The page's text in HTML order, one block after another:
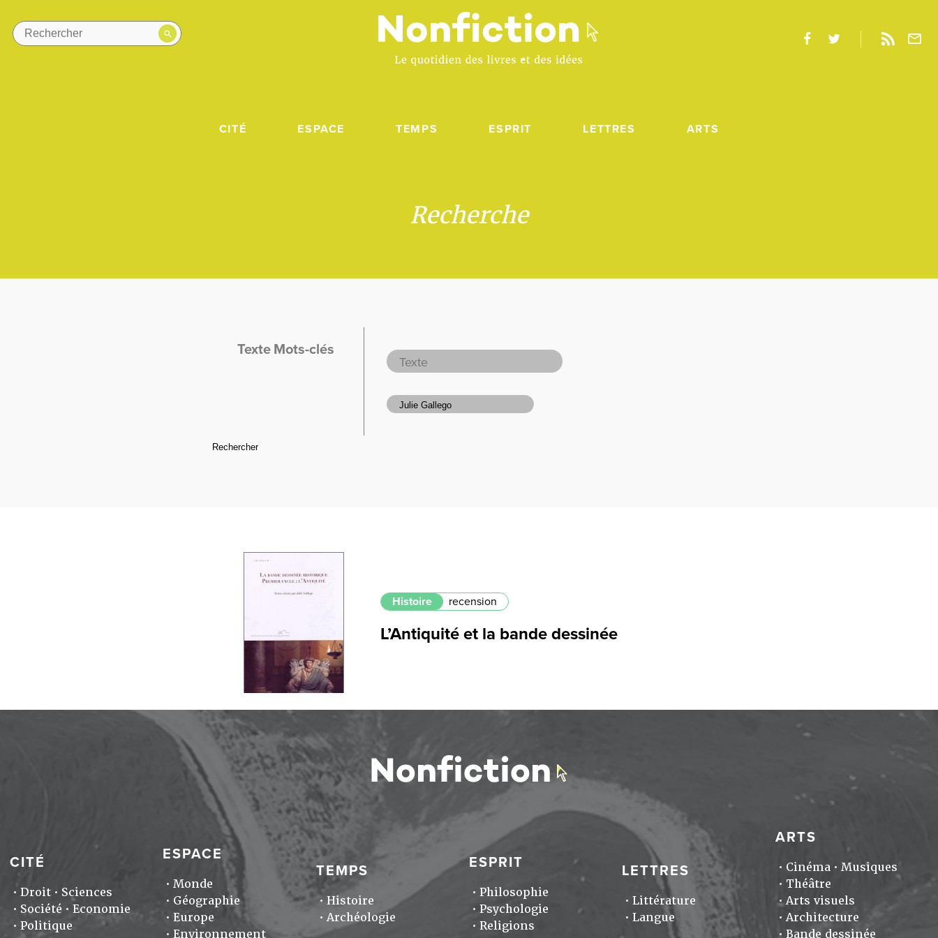
CITÉ ESPACE TEMPS ESPRIT LETTRES ARTS
Recherche
Texte Mots-clés
Histoire recension
L’Antiquité et la bande dessinée
CITÉ
Droit
Sciences
Société
Economie
Politique
ESPACE
Monde
Géographie
Europe
Environnement
TEMPS
Histoire
Archéologie
ESPRIT
Philosophie
Psychologie
Religions
LETTRES
Littérature
Langue
ARTS
Cinéma
Musiques
Théâtre
Arts visuels
Architecture
Bande dessinée